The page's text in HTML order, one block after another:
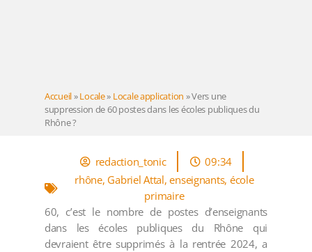
Accueil»Locale» Locale application »Vers une
suppression de 60 postes dans les écoles publiques du
Rhône ?
redaction_tonic
09:34
rhône, Gabriel Attal,enseignants, école
primaire
60, c’est le nombre de postes d’enseignants
dans les écoles publiques du Rhône qui
devraient être supprimés à la rentrée 2024, a